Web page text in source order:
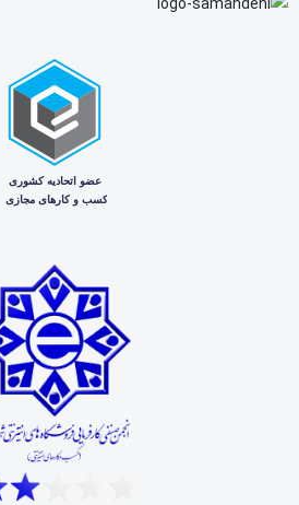
تصویر پیشنهادی: Bobcat Solenoid Coil 6671025
فهرست مطالب
بوبین بیکس ولو بابکت 6671025 چیست؟
نکات مهم قبل از خرید
سوالات متداول